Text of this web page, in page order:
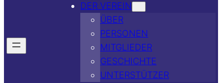
DER VEREIN
ÜBER
PERSONEN
MITGLIEDER
GESCHICHTE
UNTERSTÜTZER